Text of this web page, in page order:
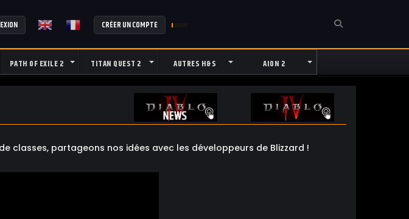
CRÉER UN COMPTE
PATH OF EXILE 2 TITAN QUEST 2 AUTRES H&S AION 2
classes, partageons nos idées avec les développeurs de Blizzard !